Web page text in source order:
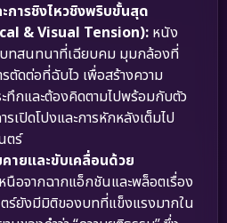
การชิงไหวชิงพริบขั้นสุด
& Visual Tension): หนัง
บทสนทนาที่เฉียบคม มุมกล้องที่
ตัดต่อที่ฉับไว เพื่อสร้างความ
ทึกและต้องคิดตามไปพร้อมกับตัว
เปิดโปงและการหักหลังเต็มไป
ตร์
ายและขับเคลื่อนด้วย
นือจากฉากแอ็กชันและพล็อตเรื่อง
ร์ยังมีมิติของบทที่แข็งแรงมากใน